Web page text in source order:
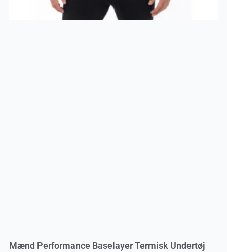
Mænd Performance Baselayer Termisk Undertøj